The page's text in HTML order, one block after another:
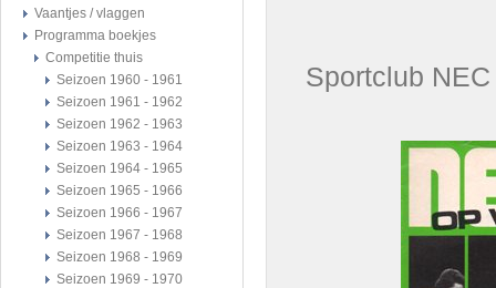
Vaantjes / vlaggen
Programma boekjes
Competitie thuis
Seizoen 1960 - 1961
Seizoen 1961 - 1962
Seizoen 1962 - 1963
Seizoen 1963 - 1964
Seizoen 1964 - 1965
Seizoen 1965 - 1966
Seizoen 1966 - 1967
Seizoen 1967 - 1968
Seizoen 1968 - 1969
Seizoen 1969 - 1970
Sportclub